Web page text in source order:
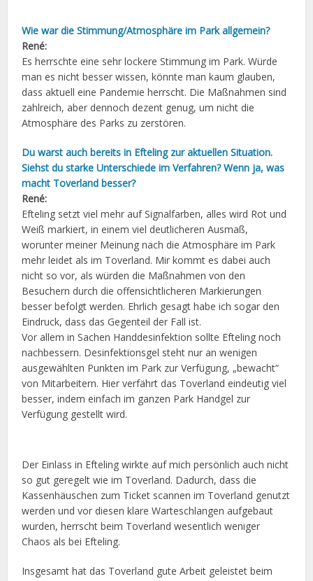
Wie war die Stimmung/Atmosphäre im Park allgemein?
René:
Es herrschte eine sehr lockere Stimmung im Park. Würde
man es nicht besser wissen, könnte man kaum glauben,
dass aktuell eine Pandemie herrscht. Die Maßnahmen sind
zahlreich, aber dennoch dezent genug, um nicht die
Atmosphäre des Parks zu zerstören.
Du warst auch bereits in Efteling zur aktuellen Situation.
Siehst du starke Unterschiede im Verfahren? Wenn ja, was
macht Toverland besser?
René:
Efteling setzt viel mehr auf Signalfarben, alles wird Rot und
Weiß markiert, in einem viel deutlicheren Ausmaß,
worunter meiner Meinung nach die Atmosphäre im Park
mehr leidet als im Toverland. Mir kommt es dabei auch
nicht so vor, als würden die Maßnahmen von den
Besuchern durch die offensichtlicheren Markierungen
besser befolgt werden. Ehrlich gesagt habe ich sogar den
Eindruck, dass das Gegenteil der Fall ist.
Vor allem in Sachen Handdesinfektion sollte Efteling noch
nachbessern. Desinfektionsgel steht nur an wenigen
ausgewählten Punkten im Park zur Verfügung, „bewacht“
von Mitarbeitern. Hier verfährt das Toverland eindeutig viel
besser, indem einfach im ganzen Park Handgel zur
Verfügung gestellt wird.
Der Einlass in Efteling wirkte auf mich persönlich auch nicht
so gut geregelt wie im Toverland. Dadurch, dass die
Kassenhäuschen zum Ticket scannen im Toverland genutzt
werden und vor diesen klare Warteschlangen aufgebaut
wurden, herrscht beim Toverland wesentlich weniger
Chaos als bei Efteling.
Insgesamt hat das Toverland gute Arbeit geleistet beim